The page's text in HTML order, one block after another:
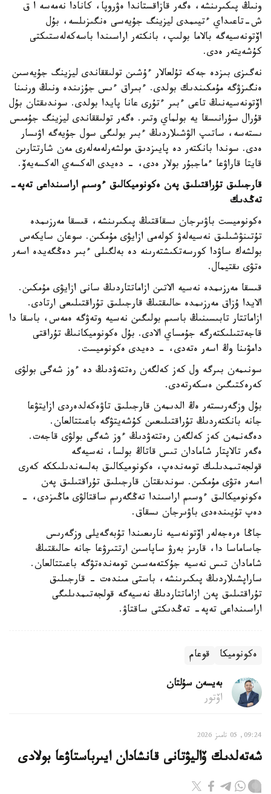
ونىڭ پىكىرىنشە، ەگەر قازاقستاندا ەۋروپا، كانادا نەمەسە ا ق
ش-تاعىداي ءتيىمدى ليزينگ جۇيەسى ەنگىزىلسە، بۇل
اۆتونەسيەگە بالاما بولىپ، بانكتەر اراسىندا باسەكەلەستىكتى
كۇشەيتەر ەدى.
نەگىزى بىزدە جەكە تۇلعالار ءۇشىن تولىققاندى ليزينگ جۇيەسىن
ەنگىزۋگە مۇمكىندىك بولدى. ءبىراق ءىس جۇزىندە ونىڭ ورنىنا
اۆتونەسيەنىڭ تاعى ءبىر ءتۇرى عانا پايدا بولدى. سوندىقتان بۇل
قۇرال سۇرانىسقا يە بولماي وتىر. ەگەر تولىققاندى ليزينگ جۇمىس
ىستەسە، ساتىپ الۋشىلاردىڭ ءبىر بولىگى سول جۇيەگە اۋىسار
ەدى. سوندا بانكتەر دە پايىزدىق مولشەرلەمەلەرى مەن شارتتارىن
قايتا قاراۋعا ءماجبۇر بولار ەدى، - دەيدى الەكسەي الەكسەيەۆ.
قارجىلىق تۇراقتىلىق پەن ەكونوميكالىق ءوسىم اراسىنداعى تەپە-
تەڭدىك
ەكونوميست باۋىرجان ىسقاقتىڭ پىكىرىنشە، قىسقا مەرزىمدە
تۇتىنۋشىلىق نەسيەلەۋ كولەمى ازايۋى مۇمكىن. سوعان سايكەس
بولشەك ساۋدا كورسەتكىشتەرىنە دە بەلگىلى ءبىر دەڭگەيدە اسەر
ەتۋى ىقتيمال.
قىسقا مەرزىمدە نەسيە الاتىن ازاماتتاردىڭ سانى ازايۋى مۇمكىن.
الايدا ۇزاق مەرزىمدە حالىقتىڭ قارجىلىق تۇراقتىلىعى ارتادى.
ازاماتتار تابىسىنىڭ باسىم بولىگىن نەسيە وتەۋگە ەمەس، باسقا دا
قاجەتتىلىكتەرگە جۇمساي الادى. بۇل ەكونوميكانىڭ تۇراقتى
دامۋىنا وڭ اسەر ەتەدى، - دەيدى ەكونوميست.
سونىمەن بىرگە ول كەز كەلگەن رەتتەۋدىڭ دە ءوز شەگى بولۋى
كەرەكتىگىن ەسكەرتەدى.
بۇل وزگەرىستەر ەڭ الدىمەن قارجىلىق تاۋەكەلدەردى ازايتۋعا
جانە بانكتەردىڭ تۇراقتىلىعىن كۇشەيتۋگە باعىتتالعان.
دەگەنمەن كەز كەلگەن رەتتەۋدىڭ ءوز شەگى بولۋى قاجەت.
ەگەر تالاپتار شامادان تىس قاتاڭ بولسا، نەسيەگە
قولجەتىمدىلىك تومەندەپ، ەكونوميكالىق بەلسەندىلىككە كەرى
اسەر ەتۋى مۇمكىن. سوندىقتان قارجىلىق تۇراقتىلىق پەن
ەكونوميكالىق ءوسىم اراسىندا تەڭگەرىم ساقتالۋى ماڭىزدى، -
دەپ تۇيىندەدى باۋىرجان ىسقاق.
جاڭا ەرەجەلەر اۆتونەسيە نارىعىندا تۇبەگەيلى وزگەرىس
جاساماسا دا، قارىز بەرۋ ساپاسىن ارتتىرۋعا جانە حالىقتىڭ
شامادان تىس نەسيە جۇكتەمەسىن تومەندەتۋگە باعىتتالعان.
ساراپشىلاردىڭ پىكىرىنشە، باستى مىندەت - قارجىلىق
تۇراقتىلىق پەن ازاماتتاردىڭ نەسيەگە قولجەتىمدىلىگى
اراسىنداعى تەپە- تەڭدىكتى ساقتاۋ.
ەكونوميكا قوعام
بەيسەن سۇلتان
اۆتور
09:24, 05 تامىز 2026
شەتەلدىك ۆاليۋتانى قانشادان ايىرباستاۋعا بولادى